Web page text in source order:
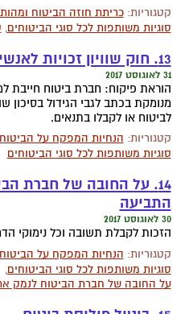
קטגוריות:כריתת חוזה הביטוח
סוגיות משותפות לכל סוגי הביטוחים,
13. חוק שוויון זכויות לאנשים עם מוגבלות
31 לאוגוסט 2017
הוראת פיקוח: חברת ביטוח חייבת
מנומקת בכתב לגבי הגידול בסיכון
לביטוח או לקבלו בתנאים.
קטגוריות: הנחיות המפקח על
סוגיות משותפות לכל סוגי הביטוחים
14. על החובה של חברת
התביעה
30 לאוגוסט 2017
הזכות לקבלת תשובה וכל נימוקי
קטגוריות: הנחיות המפקח על
סוגיות משותפות לכל סוגי הביטוחים,
על החובה של חברת הביטוח לנמק